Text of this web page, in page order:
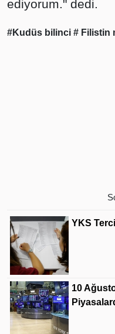
ediyorum." dedi.
#Kudüs bilinci # Filistin
YKS
10